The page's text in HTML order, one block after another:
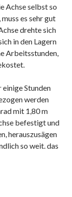
Achse selbst so
es sehr gut
drehte sich
in den Lagern
Arbeitsstunden,
Stunden
werden
mit 1,80 m
befestigt und
herauszusägen
so weit. das